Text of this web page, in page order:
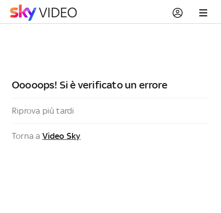
Ooooops! Si è verificato un errore
Riprova più tardi
Torna a Video Sky